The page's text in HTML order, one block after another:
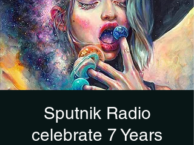
Sputnik Radio
сelebrate 7 Years